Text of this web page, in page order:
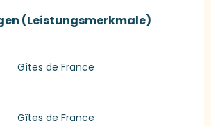
(Leistungsmerkmale)
(Leistungsmerkmale)
Gîtes de France
Gîtes de France